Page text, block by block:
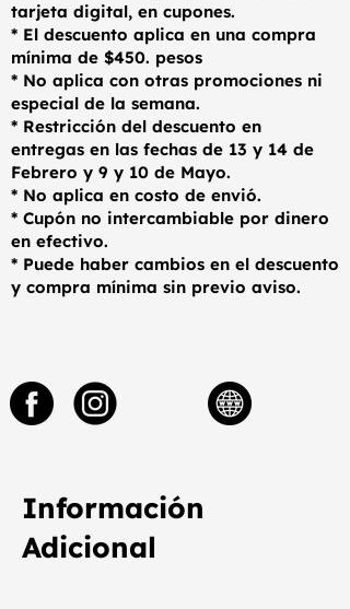
tarjeta digital, en cupones.
* El descuento aplica en una compra
mínima de $450. pesos
* No aplica con otras promociones ni
especial de la semana.
* Restricción del descuento en
entregas en las fechas de 13 y 14 de
Febrero y 9 y 10 de Mayo.
* No aplica en costo de envió.
* Cupón no intercambiable por dinero
en efectivo.
* Puede haber cambios en el descuento
y compra mínima sin previo aviso.
Información
Adicional